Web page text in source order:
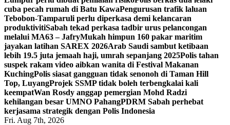
cuba pecah rumah di Batu KawaPengurusan trafik laluan
Tebobon-Tamparuli perlu diperkasa demi kelancaran
produktivitiSabah tekad perkasa tadbir urus pelancongan
melalui MA63 – JafryMukah himpun 160 pakar maritim
jayakan latihan SAREX 2026Arab Saudi sambut ketibaan
lebih 19.5 juta jemaah haji, umrah sepanjang 2025Polis tahan
suspek rakam video aibkan wanita di Festival Makanan
KuchingPolis siasat gangguan tidak senonoh di Taman Hill
Top, LuyangProjek SSMP tidak boleh terbengkalai kali
keempatWan Rosdy anggap pemergian Mohd Radzi
kehilangan besar UMNO PahangPDRM Sabah perhebat
kerjasama strategik dengan Polis Indonesia
Fri. Aug 7th, 2026